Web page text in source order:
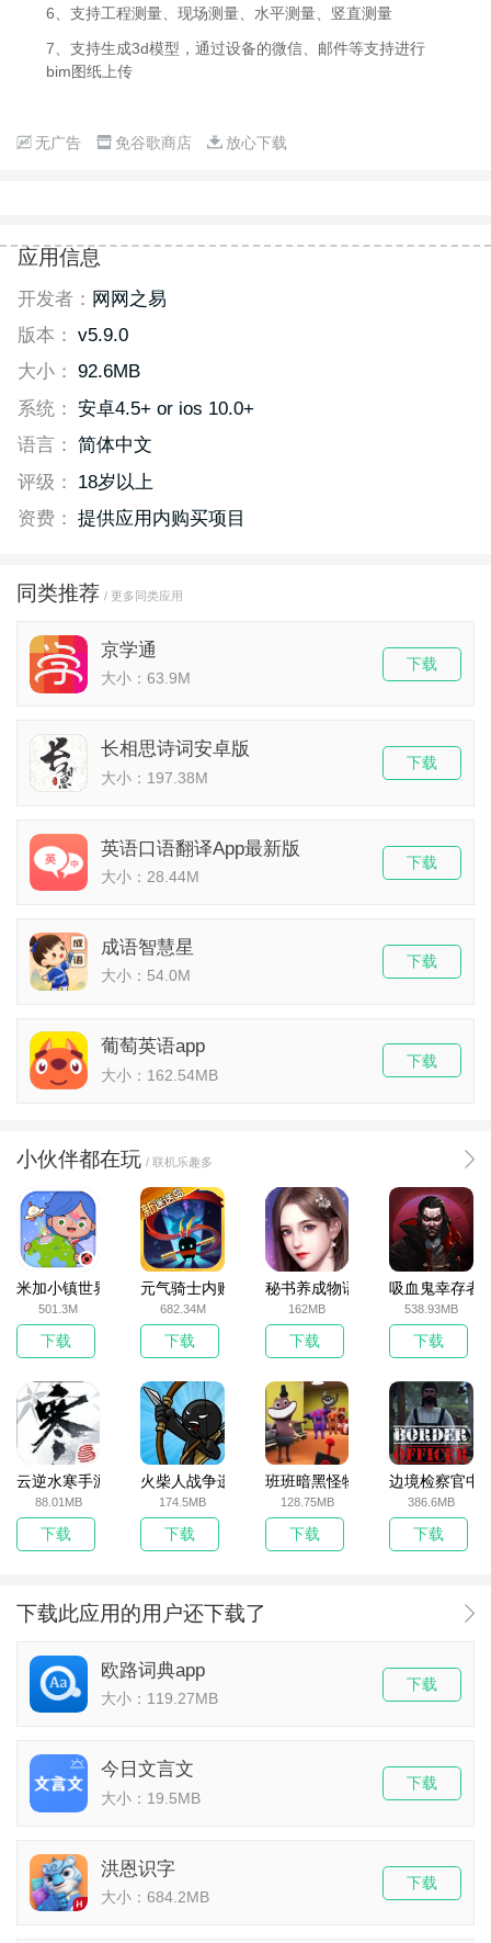
6、支持工程测量、现场测量、水平测量、竖直测量
7、支持生成3d模型，通过设备的微信、邮件等支持进行
bim图纸上传
无广告 免谷歌商店 放心下载
应用信息
开发者： 网网之易
版本： v5.9.0
大小： 92.6MB
系统： 安卓4.5+ or ios 10.0+
语言： 简体中文
评级：
18岁以上
资费： 提供应用内购买项目
同类推荐 / 更多同类应用
京学通
大小：63.9M
下载
长相思诗词安卓版
大小：197.38M
下载
英语口语翻译App最新版
大小：28.44M
下载
成语智慧星
大小：54.0M
下载
葡萄英语app
大小：162.54MB
下载
小伙伴都在玩 / 联机乐趣多
米加小镇世界2025官方版
501.3M
下载
元气骑士内购破解版
682.34M
下载
秘书养成物语
162MB
下载
吸血鬼幸存者
538.93MB
下载
云逆水寒手游
88.01MB
下载
火柴人战争遗产无敌版
174.5MB
下载
班班暗黑怪物生存挑战5
128.75MB
下载
边境检察官中
386.6MB
下载
下载此应用的用户还下载了
欧路词典app
大小：119.27MB
下载
今日文言文
大小：19.5MB
下载
洪恩识字
大小：684.2MB
下载